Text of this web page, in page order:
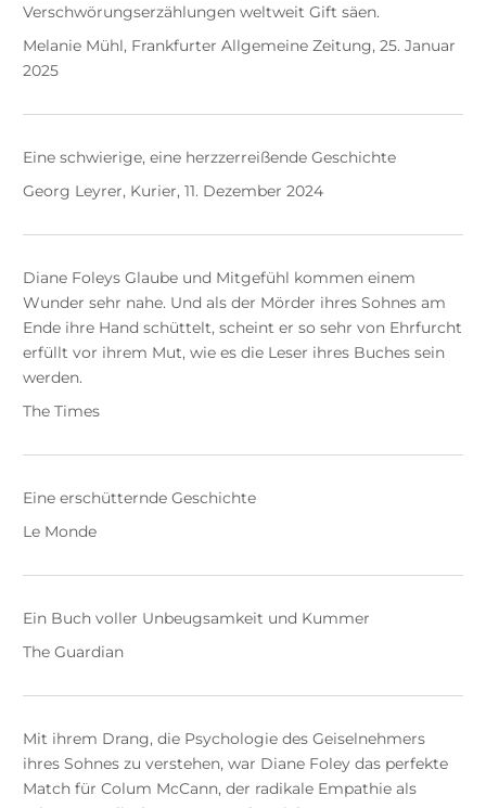
Verschwörungserzählungen weltweit Gift säen.
Melanie Mühl, Frankfurter Allgemeine Zeitung, 25. Januar
2025
Eine schwierige, eine herzzerreißende Geschichte
Georg Leyrer, Kurier, 11. Dezember 2024
Diane Foleys Glaube und Mitgefühl kommen einem
Wunder sehr nahe. Und als der Mörder ihres Sohnes am
Ende ihre Hand schüttelt, scheint er so sehr von Ehrfurcht
erfüllt vor ihrem Mut, wie es die Leser ihres Buches sein
werden.
The Times
Eine erschütternde Geschichte
Le Monde
Ein Buch voller Unbeugsamkeit und Kummer
The Guardian
Mit ihrem Drang, die Psychologie des Geiselnehmers
ihres Sohnes zu verstehen, war Diane Foley das perfekte
Match für Colum McCann, der radikale Empathie als